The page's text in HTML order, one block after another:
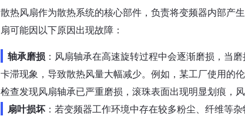
散热风扇作为散热系统的核心部件，负责将变频器内部产
扇可能因以下原因出现故障：
轴承磨损 ：风扇轴承在高速旋转过程中会逐渐磨损，当
卡滞现象，导致散热风量大幅减少。例如，某工厂使用的
检查发现风扇轴承已严重磨损，滚珠表面出现明显划痕，
扇叶损坏 ：若变频器工作环境中存在较多粉尘、纤维等